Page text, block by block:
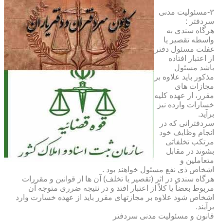
۳-مسئولیت مدنی
سردفتر :
هرگاه سندی به
واسطه تقصیر یا
غفلت مسئول دفتر
از اعتبار افتاده
باشد مسئول
مذکور باید علاوه بر
مجازات های
مقرر، از عهده کلیه
خسارات وارده نیز
برآید.
سردفترانی که در
انجام وظایف خود
مرتکب تخلفاتی
بشوند در مقابل
متعاملین و
اشخاص ذی نفع مسئول خواهند بود .
هرگاه سندی در اثر (تقصیر یا تخلف) آن ها از قوانین و مقررات
مربوط بعضاً یا کلاً از اعتبار افتد و در نتیجه ضرری متوجه آن
اشخاص شود علاوه بر مجازتهای مقرر باید از عهده خسارت وارد
برآیند.
قانون و مسئولیت مدنی سردفتر